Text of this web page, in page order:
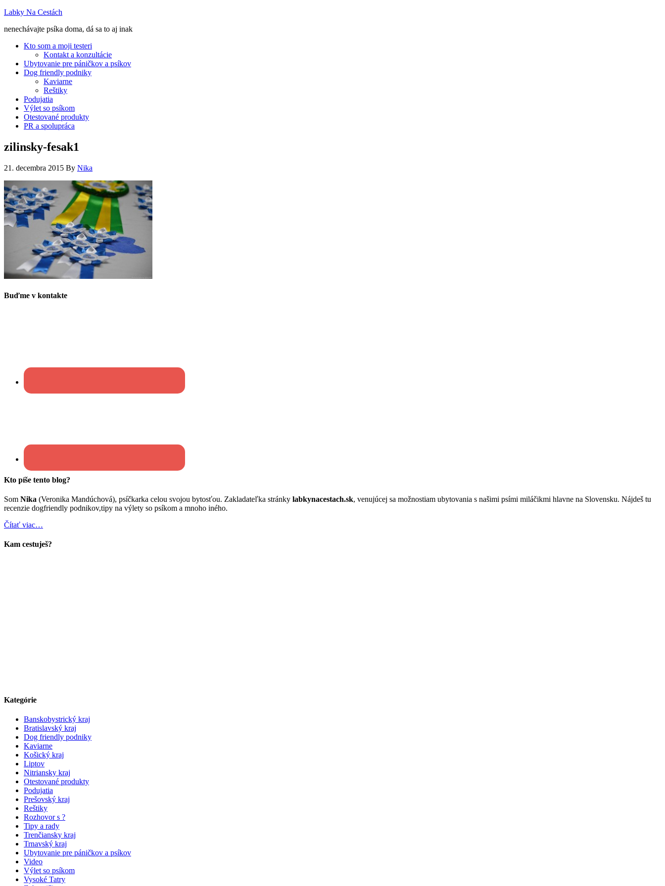
Labky Na Cestách
nenechávajte psíka doma, dá sa to aj inak
Kto som a moji testeri
Kontakt a konzultácie
Ubytovanie pre páničkov a psíkov
Dog friendly podniky
Kaviarne
Reštiky
Podujatia
Výlet so psíkom
Otestované produkty
PR a spolupráca
zilinsky-fesak1
21. decembra 2015 By Nika
Buďme v kontakte
Kto píše tento blog?
Som Nika (Veronika Mandúchová), psíčkarka celou svojou bytosťou. Zakladateľka stránky labkynacestach.sk, venujúcej sa možnostiam ubytovania s našimi psími miláčikmi hlavne na Slovensku. Nájdeš tu
recenzie dogfriendly podnikov,tipy na výlety so psíkom a mnoho iného.
Čítať viac…
Kam cestuješ?
Kategórie
Banskobystrický kraj
Bratislavský kraj
Dog friendly podniky
Kaviarne
Košický kraj
Liptov
Nitriansky kraj
Otestované produkty
Podujatia
Prešovský kraj
Reštiky
Rozhovor s ?
Tipy a rady
Trenčiansky kraj
Trnavský kraj
Ubytovanie pre páničkov a psíkov
Video
Výlet so psíkom
Vysoké Tatry